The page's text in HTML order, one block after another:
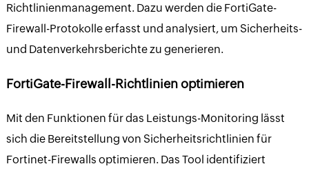
Richtlinienmanagement. Dazu werden die FortiGate-
Firewall-Protokolle erfasst und analysiert, um Sicherheits-
und Datenverkehrsberichte zu generieren.
FortiGate-Firewall-Richtlinien optimieren
Mit den Funktionen für das Leistungs-Monitoring lässt
sich die Bereitstellung von Sicherheitsrichtlinien für
Fortinet-Firewalls optimieren. Das Tool identifiziert